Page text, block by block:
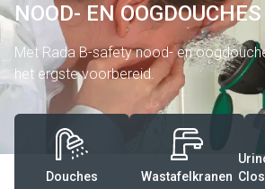
NOOD- EN OOGDOUCHES
Met Rada B-safety nood- en
het ergste voorbereid.
Douches Wastafelkranen